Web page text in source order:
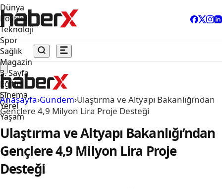
Dünya
Politika
Teknoloji
Spor
Sağlık
Magazin
3. Sayfa
Eğitim
Sinema
Yerel
Yaşam
Anasayfa›Gündem›Ulaştırma ve Altyapı Bakanlığı’ndan
Gençlere 4,9 Milyon Lira Proje Desteği
Ulaştırma ve Altyapı Bakanlığı’ndan
Gençlere 4,9 Milyon Lira Proje
Desteği